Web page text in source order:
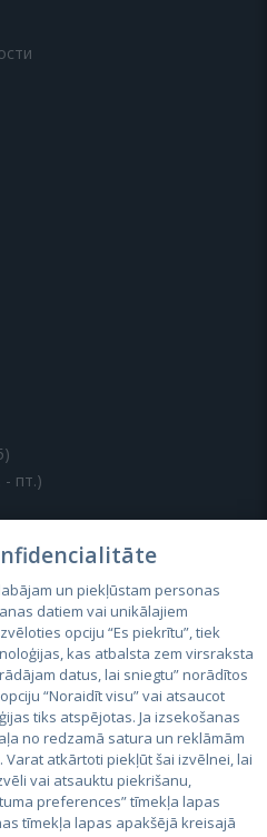
- пт.)
un piekļūstam personas
datiem vai unikālajiem
opciju “Es piekrītu”, tiek
kas atbalsta zem virsraksta
datus, lai sniegtu” norādītos
“Noraidīt visu” vai atsaucot
tiks atspējotas. Ja izsekošanas
no redzamā satura un reklāmām
atkārtoti piekļūt šai izvēlnei, lai
vai atsauktu piekrišanu,
preferences” tīmekļa lapas
tīmekļa lapas apakšējā kreisajā